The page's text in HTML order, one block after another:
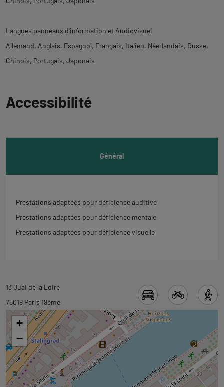
Langues panneaux d'information et Audiovisuel
Allemand Anglais Espagnol Français Italien Néerlandais Russe
Chinois Portugais Japonais
à
Accessibilité
Général
Prestations adaptées pour déficience auditive
Prestations adaptées pour déficience mentale
Prestations adaptées pour déficience visuelle
Revenir
à
l'onglet
carte
13 Quai de la Loire
75019 Paris 19ème
+
−